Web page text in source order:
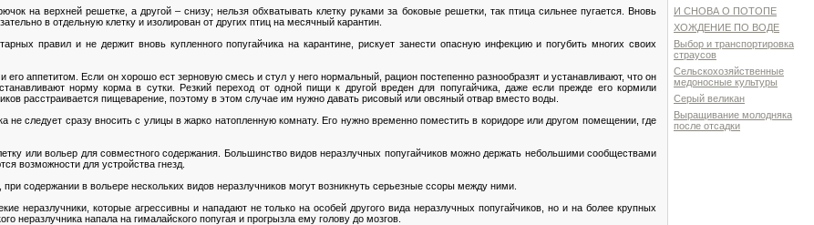
на верхней решетке, а другой – снизу; нельзя обхватывать клетку руками за боковые решетки, так птица сильнее пугается. Вновь
в отдельную клетку и изолирован от других птиц на месячный карантин.
правил и не держит вновь купленного попугайчика на карантине, рискует занести опасную инфекцию и погубить многих своих
аппетитом. Если он хорошо ест зерновую смесь и стул у него нормальный, рацион постепенно разнообразят и устанавливают, что он
норму корма в сутки. Резкий переход от одной пищи к другой вреден для попугайчика, даже если прежде его кормили
расстраивается пищеварение, поэтому в этом случае им нужно давать рисовый или овсяный отвар вместо воды.
не следует сразу вносить с улицы в жарко натопленную комнату. Его нужно временно поместить в коридоре или другом помещении, где
или вольер для совместного содержания. Большинство видов неразлучных попугайчиков можно держать небольшими сообществами
возможности для устройства гнезд.
содержании в вольере нескольких видов неразлучников могут возникнуть серьезные ссоры между ними.
неразлучники, которые агрессивны и нападают не только на особей другого вида неразлучных попугайчиков, но и на более крупных
неразлучника напала на гималайского попугая и прогрызла ему голову до мозгов.
И СНОВА О ПОТОПЕ
ХОЖДЕНИЕ ПО ВОДЕ
Выбор и транспортировка
страусов
Сельскохозяйственные
медоносные культуры
Серый великан
Выращивание молодняка
после отсадки